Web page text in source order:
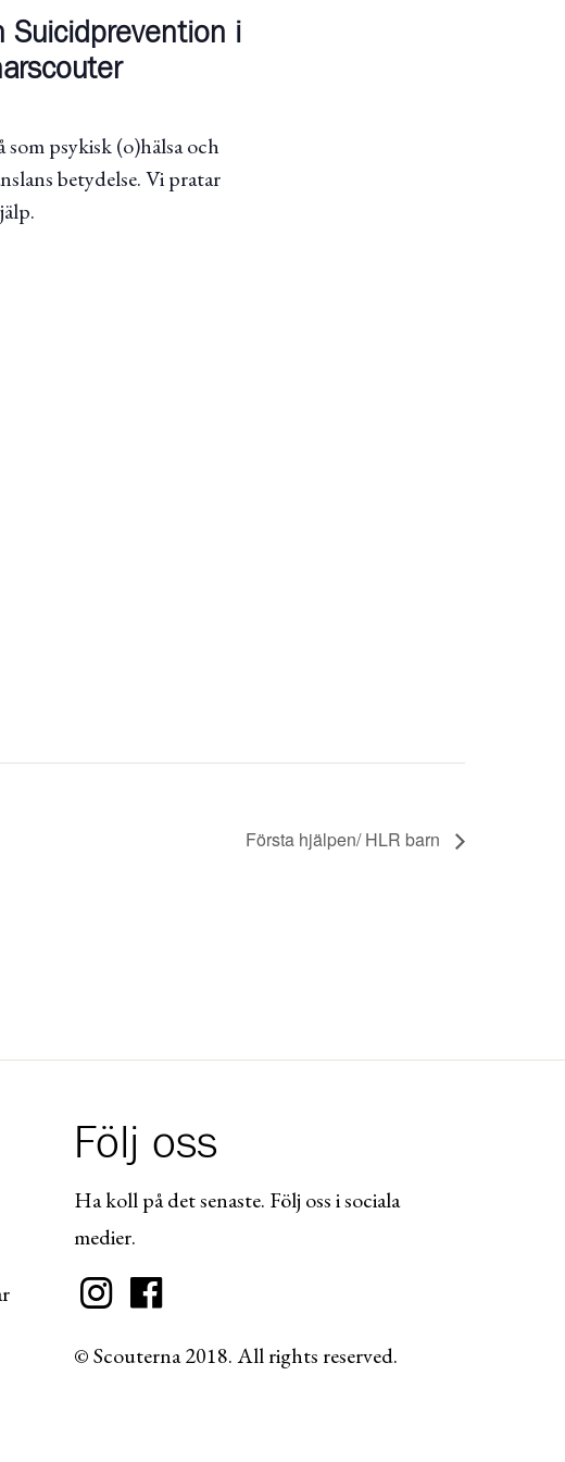
Suicidprevention i
psykisk (o)hälsa och
betydelse. Vi pratar
Första hjälpen/ HLR barn
post
Följ oss
Ha koll på det senaste. Följ oss i sociala
medier.
© Scouterna 2018. All rights reserved.